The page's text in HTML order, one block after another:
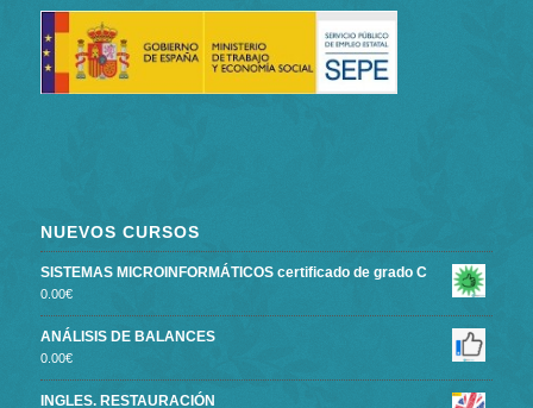
NUEVOS CURSOS
SISTEMAS MICROINFORMÁTICOS certificado de grado C
0.00€
ANÁLISIS DE BALANCES
0.00€
INGLES. RESTAURACIÓN